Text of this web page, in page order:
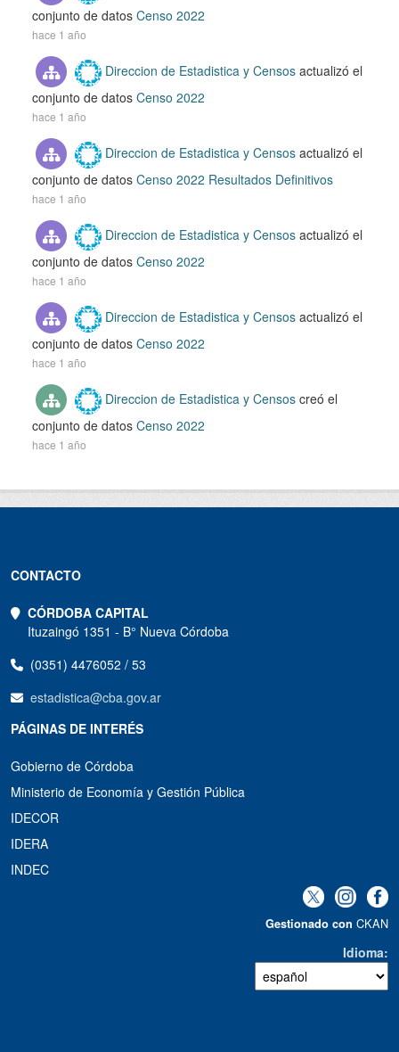
conjunto de datos Censo 2022
hace 1 año
Direccion de Estadistica y Censos actualizó el
conjunto de datos Censo 2022
hace 1 año
Direccion de Estadistica y Censos actualizó el
conjunto de datos Censo 2022 Resultados Definitivos
hace 1 año
Direccion de Estadistica y Censos actualizó el
conjunto de datos Censo 2022
hace 1 año
Direccion de Estadistica y Censos actualizó el
conjunto de datos Censo 2022
hace 1 año
Direccion de Estadistica y Censos creó el
conjunto de datos Censo 2022
hace 1 año
CONTACTO
CÓRDOBA CAPITAL
Ituzaingó 1351 - B° Nueva Córdoba
(0351) 4476052 / 53
estadistica@cba.gov.ar
PÁGINAS DE INTERÉS
Gobierno de Córdoba
Ministerio de Economía y Gestión Pública
IDECOR
IDERA
INDEC
Gestionado con CKAN
Idioma